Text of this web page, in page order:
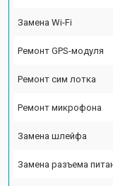
Замена Wi-Fi
Ремонт GPS-модуля
Ремонт сим лотка
Ремонт микрофона
Замена шлейфа
Замена разъема